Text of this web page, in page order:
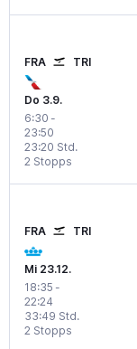
FRA TRI
Do 3.9.
6:30 -
23:50
2 Stopps
23:20 Std.
FRA TRI
Mi 23.12.
18:35 -
22:24
2 Stopps
33:49 Std.